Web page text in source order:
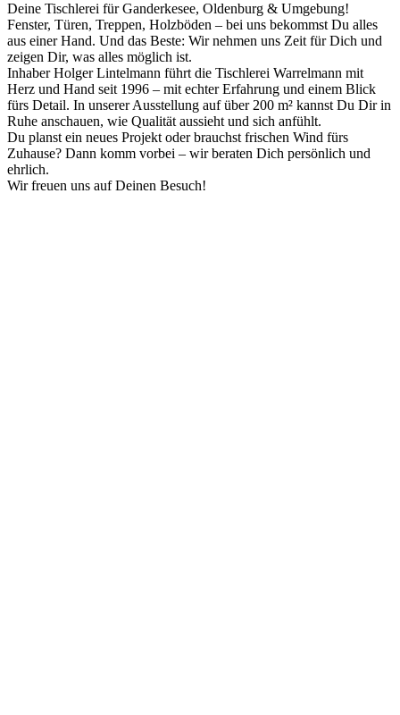
Deine Tischlerei für Ganderkesee, Oldenburg & Umgebung!
Fenster, Türen, Treppen, Holzböden – bei uns bekommst Du alles
aus einer Hand. Und das Beste: Wir nehmen uns Zeit für Dich und
zeigen Dir, was alles möglich ist.
Inhaber Holger Lintelmann führt die Tischlerei Warrelmann mit
Herz und Hand seit 1996 – mit echter Erfahrung und einem Blick
fürs Detail. In unserer Ausstellung auf über 200 m² kannst Du Dir in
Ruhe anschauen, wie Qualität aussieht und sich anfühlt.
Du planst ein neues Projekt oder brauchst frischen Wind fürs
Zuhause? Dann komm vorbei – wir beraten Dich persönlich und
ehrlich.
Wir freuen uns auf Deinen Besuch!